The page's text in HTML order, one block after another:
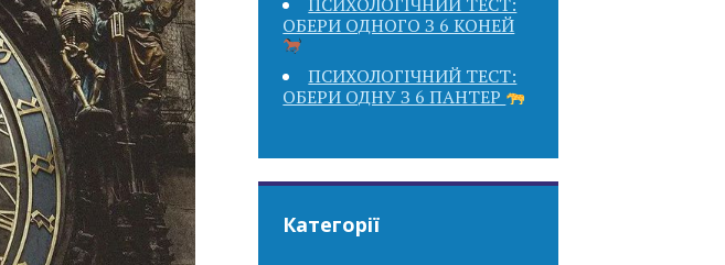
ОБЕРИ ОДНОГО З 6 КОНЕЙ
ПСИХОЛОГІЧНИЙ ТЕСТ:
ОБЕРИ ОДНУ З 6 ПАНТЕР
Категорії